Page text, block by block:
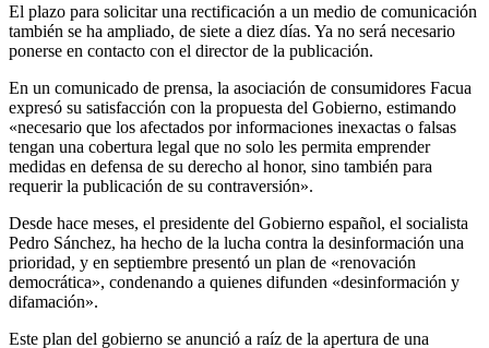
El plazo para solicitar una rectificación a un medio de comunicación
también se ha ampliado, de siete a diez días. Ya no será necesario
ponerse en contacto con el director de la publicación.
En un comunicado de prensa, la asociación de consumidores Facua
expresó su satisfacción con la propuesta del Gobierno, estimando
«necesario que los afectados por informaciones inexactas o falsas
tengan una cobertura legal que no solo les permita emprender
medidas en defensa de su derecho al honor, sino también para
requerir la publicación de su contraversión».
Desde hace meses, el presidente del Gobierno español, el socialista
Pedro Sánchez, ha hecho de la lucha contra la desinformación una
prioridad, y en septiembre presentó un plan de «renovación
democrática», condenando a quienes difunden «desinformación y
difamación».
Este plan del gobierno se anunció a raíz de la apertura de una